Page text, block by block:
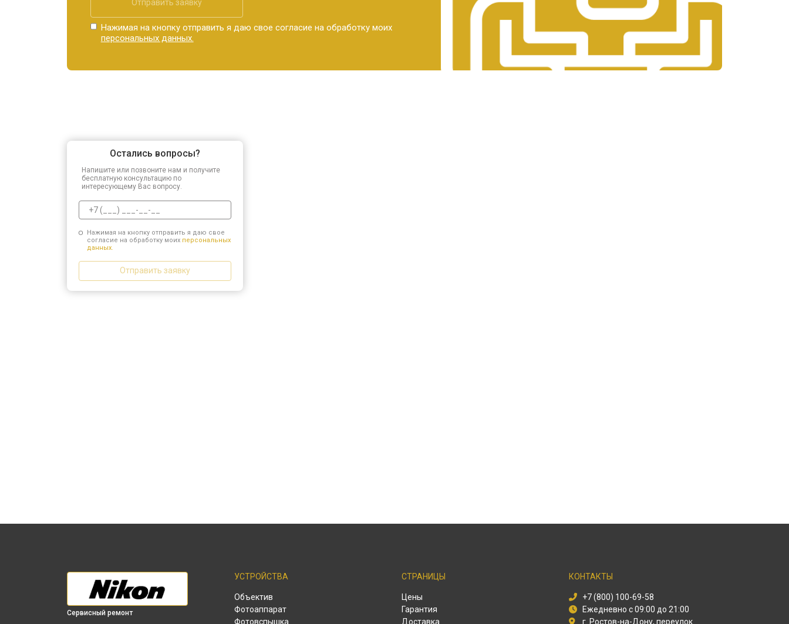
Отправить заявку
Нажимая на кнопку отправить я даю свое согласие на обработку моих
персональных данных.
Остались вопросы?
Напишите или позвоните нам и получите
бесплатную консультацию по
интересующему Вас вопросу.
Нажимая на кнопку отправить я даю свое
согласие на обработку моих персональных
данных.
Отправить заявку
Сервисный ремонт
УСТРОЙСТВА
Объектив
Фотоаппарат
Фотовспышка
СТРАНИЦЫ
Цены
Гарантия
Доставка
КОНТАКТЫ
+7 (800) 100-69-58
Ежедневно с 09:00 до 21:00
г. Ростов-на-Дону, переулок